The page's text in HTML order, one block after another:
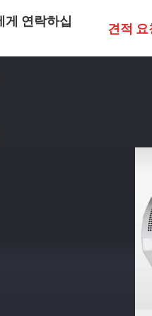
게 연락하십
견적 요